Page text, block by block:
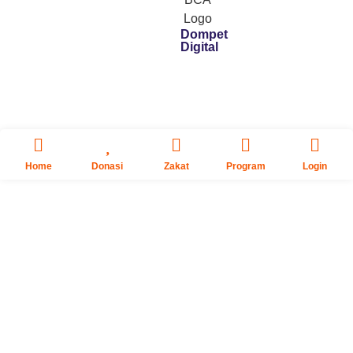
Dompet
Digital
Home Donasi Zakat Program Login